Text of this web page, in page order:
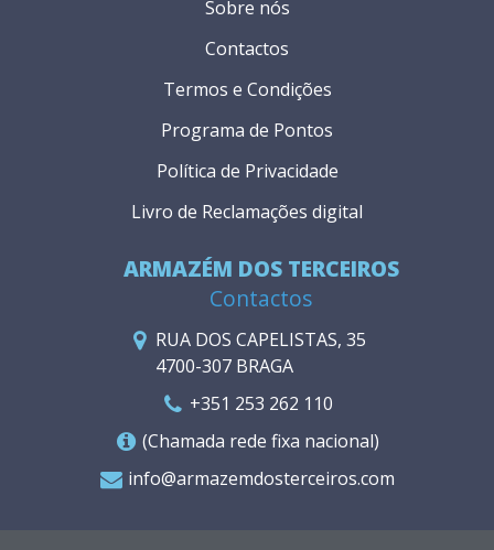
ARMAZÉM DOS TERCEIROS
Contactos
RUA DOS CAPELISTAS, 35
4700-307 BRAGA
+351 253 262 110
(Chamada rede fixa nacional)
info@armazemdosterceiros.com
Sobre nós
Contactos
Termos e Condições
Programa de Pontos
Política de Privacidade
Livro de Reclamações digital